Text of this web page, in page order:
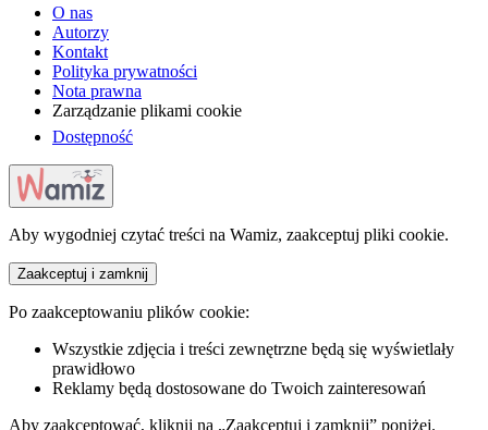
O nas
Autorzy
Kontakt
Polityka prywatności
Nota prawna
Zarządzanie plikami cookie
Dostępność
Aby wygodniej czytać treści na Wamiz, zaakceptuj pliki cookie.
Zaakceptuj i zamknij
Po zaakceptowaniu plików cookie:
Wszystkie zdjęcia i treści zewnętrzne będą się wyświetlały
prawidłowo
Reklamy będą dostosowane do Twoich zainteresowań
Aby zaakceptować, kliknij na „Zaakceptuj i zamknij” poniżej.